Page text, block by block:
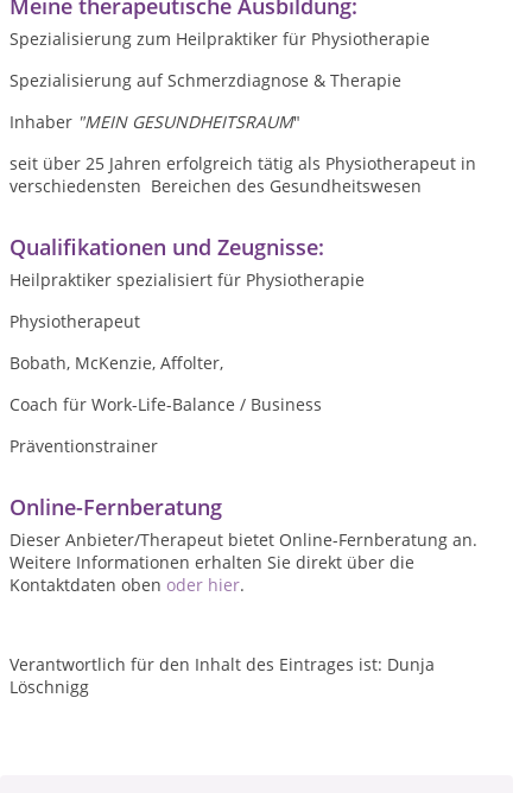
Meine therapeutische Ausbildung:
Spezialisierung zum Heilpraktiker für Physiotherapie
Spezialisierung auf Schmerzdiagnose & Therapie
Inhaber "MEIN GESUNDHEITSRAUM"
seit über 25 Jahren erfolgreich tätig als Physiotherapeut in
verschiedensten Bereichen des Gesundheitswesen
Qualifikationen und Zeugnisse:
Heilpraktiker spezialisiert für Physiotherapie
Physiotherapeut
Bobath, McKenzie, Affolter,
Coach für Work-Life-Balance / Business
Präventionstrainer
Online-Fernberatung
Dieser Anbieter/Therapeut bietet Online-Fernberatung an.
Weitere Informationen erhalten Sie direkt über die
Kontaktdaten oben oder hier.
Verantwortlich für den Inhalt des Eintrages ist: Dunja
Löschnigg